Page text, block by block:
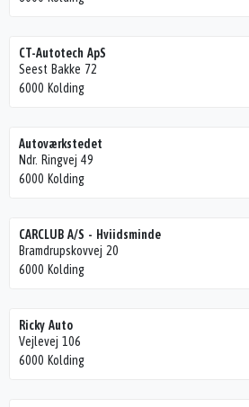
CT-Autotech ApS
Seest Bakke 72
6000 Kolding
Autoværkstedet
Ndr. Ringvej 49
6000 Kolding
CARCLUB A/S - Hviidsminde
Bramdrupskovvej 20
6000 Kolding
Ricky Auto
Vejlevej 106
6000 Kolding